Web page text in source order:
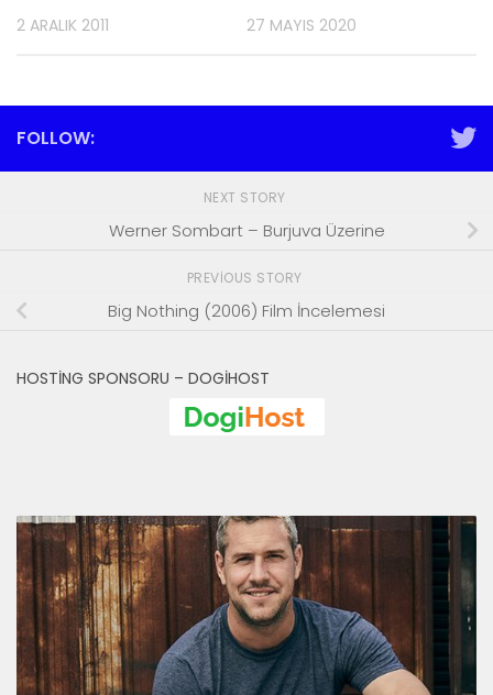
2 ARALIK 2011 27 MAYIS 2020
FOLLOW:
NEXT STORY
Werner Sombart – Burjuva Üzerine
PREVIOUS STORY
Big Nothing (2006) Film İncelemesi
HOSTING SPONSORU – DOGIHOST